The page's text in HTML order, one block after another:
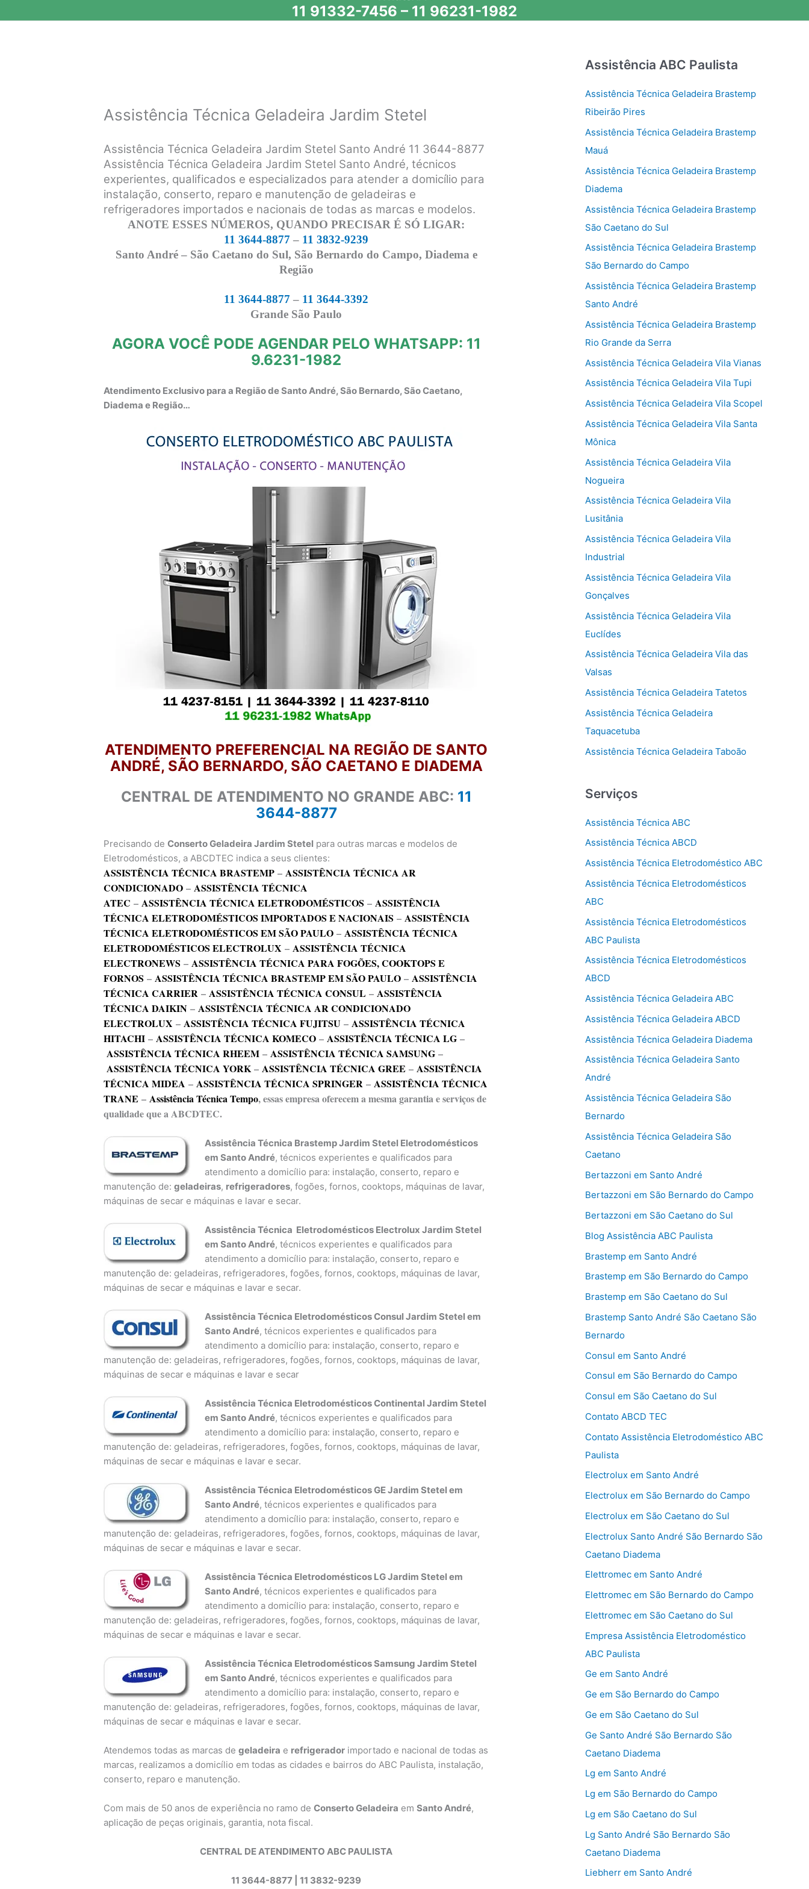
11 91332-7456 – 11 96231-1982
Assistência Técnica Geladeira Jardim Stetel
Assistência Técnica Geladeira Jardim Stetel Santo André 11 3644-8877
Assistência Técnica Geladeira Jardim Stetel Santo André, técnicos
experientes, qualificados e especializados para atender a domicílio para
instalação, conserto, reparo e manutenção de geladeiras e
refrigeradores importados e nacionais de todas as marcas e modelos.
ANOTE ESSES NÚMEROS, QUANDO PRECISAR É SÓ LIGAR:
11 3644-8877 – 11 3832-9239
Santo André – São Caetano do Sul, São Bernardo do Campo, Diadema e
Região
11 3644-8877 – 11 3644-3392
Grande São Paulo
AGORA VOCÊ PODE AGENDAR PELO WHATSAPP: 11
9.6231-1982
Atendimento Exclusivo para a Região de Santo André, São Bernardo, São Caetano,
Diadema e Região…
ATENDIMENTO PREFERENCIAL NA REGIÃO DE SANTO
ANDRÉ, SÃO BERNARDO, SÃO CAETANO E DIADEMA
CENTRAL DE ATENDIMENTO NO GRANDE ABC: 11
3644-8877
Precisando deConserto Geladeira Jardim Stetel para outras marcas e modelos de
Eletrodomésticos, a ABCDTEC indica a seus clientes:
ASSISTÊNCIA TÉCNICA BRASTEMP –ASSISTÊNCIA TÉCNICA AR
CONDICIONADO –ASSISTÊNCIA TÉCNICA
ATEC –ASSISTÊNCIA TÉCNICA ELETRODOMÉSTICOS –ASSISTÊNCIA
TÉCNICA ELETRODOMÉSTICOS IMPORTADOS E NACIONAIS –ASSISTÊNCIA
TÉCNICA ELETRODOMÉSTICOS EM SÃO PAULO –ASSISTÊNCIA TÉCNICA
ELETRODOMÉSTICOS ELECTROLUX –ASSISTÊNCIA TÉCNICA
ELECTRONEWS –ASSISTÊNCIA TÉCNICA PARA FOGÕES, COOKTOPS E
FORNOS –ASSISTÊNCIA TÉCNICA BRASTEMP EM SÃO PAULO –ASSISTÊNCIA
TÉCNICA CARRIER –ASSISTÊNCIA TÉCNICA CONSUL –ASSISTÊNCIA
TÉCNICA DAIKIN –ASSISTÊNCIA TÉCNICA AR CONDICIONADO
ELECTROLUX –ASSISTÊNCIA TÉCNICA FUJITSU –ASSISTÊNCIA TÉCNICA
HITACHI –ASSISTÊNCIA TÉCNICA KOMECO –ASSISTÊNCIA TÉCNICA LG –
ASSISTÊNCIA TÉCNICA RHEEM –ASSISTÊNCIA TÉCNICA SAMSUNG –
ASSISTÊNCIA TÉCNICA YORK–ASSISTÊNCIA TÉCNICA GREE –ASSISTÊNCIA
TÉCNICA MIDEA –ASSISTÊNCIA TÉCNICA SPRINGER –ASSISTÊNCIA TÉCNICA
TRANE –Assistência Técnica Tempo, essas empresa oferecem a mesma garantia e serviços de
qualidade que a ABCDTEC.
Assistência Técnica Brastemp Jardim Stetel Eletrodomésticos
em Santo André, técnicos experientes e qualificados para
atendimento a domicílio para: instalação, conserto, reparo e
manutenção de:geladeiras, refrigeradores, fogões, fornos, cooktops, máquinas de lavar,
máquinas de secar e máquinas e lavar e secar.
Assistência Técnica Eletrodomésticos Electrolux Jardim Stetel
em Santo André, técnicos experientes e qualificados para
atendimento a domicílio para: instalação, conserto, reparo e
manutenção de: geladeiras, refrigeradores, fogões, fornos, cooktops, máquinas de lavar,
máquinas de secar e máquinas e lavar e secar.
Assistência Técnica Eletrodomésticos Consul Jardim Stetel em
Santo André, técnicos experientes e qualificados para
atendimento a domicílio para: instalação, conserto, reparo e
manutenção de: geladeiras, refrigeradores, fogões, fornos, cooktops, máquinas de lavar,
máquinas de secar e máquinas e lavar e secar
Assistência Técnica Eletrodomésticos Continental Jardim Stetel
em Santo André, técnicos experientes e qualificados para
atendimento a domicílio para: instalação, conserto, reparo e
manutenção de: geladeiras, refrigeradores, fogões, fornos, cooktops, máquinas de lavar,
máquinas de secar e máquinas e lavar e secar.
Assistência Técnica Eletrodomésticos GE Jardim Stetel em
Santo André, técnicos experientes e qualificados para
atendimento a domicílio para: instalação, conserto, reparo e
manutenção de: geladeiras, refrigeradores, fogões, fornos, cooktops, máquinas de lavar,
máquinas de secar e máquinas e lavar e secar.
Assistência Técnica Eletrodomésticos LG Jardim Stetel em
Santo André, técnicos experientes e qualificados para
atendimento a domicílio para: instalação, conserto, reparo e
manutenção de: geladeiras, refrigeradores, fogões, fornos, cooktops, máquinas de lavar,
máquinas de secar e máquinas e lavar e secar.
Assistência Técnica Eletrodomésticos Samsung Jardim Stetel
em Santo André, técnicos experientes e qualificados para
atendimento a domicílio para: instalação, conserto, reparo e
manutenção de: geladeiras, refrigeradores, fogões, fornos, cooktops, máquinas de lavar,
máquinas de secar e máquinas e lavar e secar.
Atendemos todas as marcas degeladeira e refrigerador importado e nacional de todas as
marcas, realizamos a domicílio em todas as cidades e bairros do ABC Paulista, instalação,
conserto, reparo e manutenção.
Com mais de 50 anos de experiência no ramo deConserto Geladeira emSanto André,
aplicação de peças originais, garantia, nota fiscal.
CENTRAL DE ATENDIMENTO ABC PAULISTA
11 3644-8877 | 11 3832-9239
Assistência ABC Paulista
Assistência Técnica Geladeira Brastemp
Ribeirão Pires
Assistência Técnica Geladeira Brastemp
Mauá
Assistência Técnica Geladeira Brastemp
Diadema
Assistência Técnica Geladeira Brastemp
São Caetano do Sul
Assistência Técnica Geladeira Brastemp
São Bernardo do Campo
Assistência Técnica Geladeira Brastemp
Santo André
Assistência Técnica Geladeira Brastemp
Rio Grande da Serra
Assistência Técnica Geladeira Vila Vianas
Assistência Técnica Geladeira Vila Tupi
Assistência Técnica Geladeira Vila Scopel
Assistência Técnica Geladeira Vila Santa
Mônica
Assistência Técnica Geladeira Vila
Nogueira
Assistência Técnica Geladeira Vila
Lusitânia
Assistência Técnica Geladeira Vila
Industrial
Assistência Técnica Geladeira Vila
Gonçalves
Assistência Técnica Geladeira Vila
Euclídes
Assistência Técnica Geladeira Vila das
Valsas
Assistência Técnica Geladeira Tatetos
Assistência Técnica Geladeira
Taquacetuba
Assistência Técnica Geladeira Taboão
Serviços
Assistência Técnica ABC
Assistência Técnica ABCD
Assistência Técnica Eletrodoméstico ABC
Assistência Técnica Eletrodomésticos
ABC
Assistência Técnica Eletrodomésticos
ABC Paulista
Assistência Técnica Eletrodomésticos
ABCD
Assistência Técnica Geladeira ABC
Assistência Técnica Geladeira ABCD
Assistência Técnica Geladeira Diadema
Assistência Técnica Geladeira Santo
André
Assistência Técnica Geladeira São
Bernardo
Assistência Técnica Geladeira São
Caetano
Bertazzoni em Santo André
Bertazzoni em São Bernardo do Campo
Bertazzoni em São Caetano do Sul
Blog Assistência ABC Paulista
Brastemp em Santo André
Brastemp em São Bernardo do Campo
Brastemp em São Caetano do Sul
Brastemp Santo André São Caetano São
Bernardo
Consul em Santo André
Consul em São Bernardo do Campo
Consul em São Caetano do Sul
Contato ABCD TEC
Contato Assistência Eletrodoméstico ABC
Paulista
Electrolux em Santo André
Electrolux em São Bernardo do Campo
Electrolux em São Caetano do Sul
Electrolux Santo André São Bernardo São
Caetano Diadema
Elettromec em Santo André
Elettromec em São Bernardo do Campo
Elettromec em São Caetano do Sul
Empresa Assistência Eletrodoméstico
ABC Paulista
Ge em Santo André
Ge em São Bernardo do Campo
Ge em São Caetano do Sul
Ge Santo André São Bernardo São
Caetano Diadema
Lg em Santo André
Lg em São Bernardo do Campo
Lg em São Caetano do Sul
Lg Santo André São Bernardo São
Caetano Diadema
Liebherr em Santo André